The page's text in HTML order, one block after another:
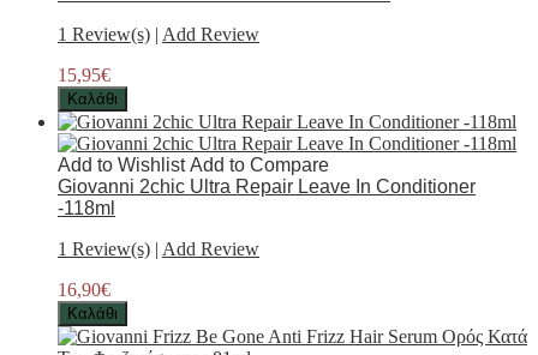
1 Review(s) | Add Review
15,95€
Καλάθι
Add to Wishlist Add to Compare
Giovanni 2chic Ultra Repair Leave In Conditioner
-118ml
1 Review(s) | Add Review
16,90€
Καλάθι